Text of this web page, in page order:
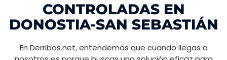
CONTROLADAS EN
DONOSTIA-SAN SEBASTIÁN
En Derribos.net, entendemos que cuando llegas a